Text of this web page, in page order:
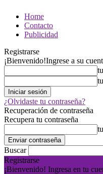
Home
Contacto
Publicidad
Registrarse
¡Bienvenido!Ingrese a su
¿Olvidaste tu contraseña?
Recuperación de contraseña
Recupera tu contraseña
Buscar
Registrarse
¡Bienvenido! Ingresa en tu